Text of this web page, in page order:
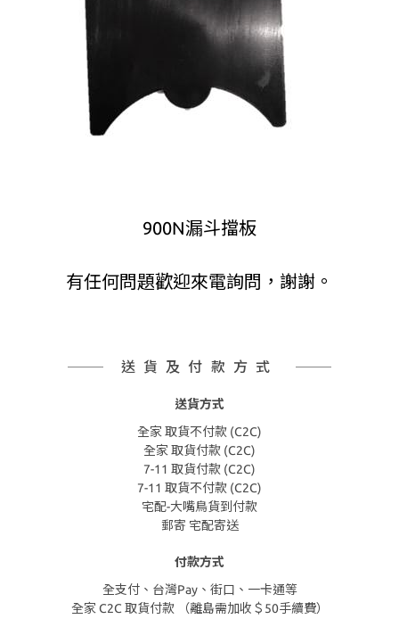
900N漏斗擋板
有任何問題歡迎來電詢問，謝謝。
送貨及付款方式
送貨方式
全家 取貨不付款 (C2C)
全家 取貨付款 (C2C)
7-11 取貨付款 (C2C)
7-11 取貨不付款 (C2C)
宅配-大嘴鳥貨到付款
郵寄 宅配寄送
付款方式
全支付、台灣Pay、街口、一卡通等
全家 C2C 取貨付款 （離島需加收＄50手續費）